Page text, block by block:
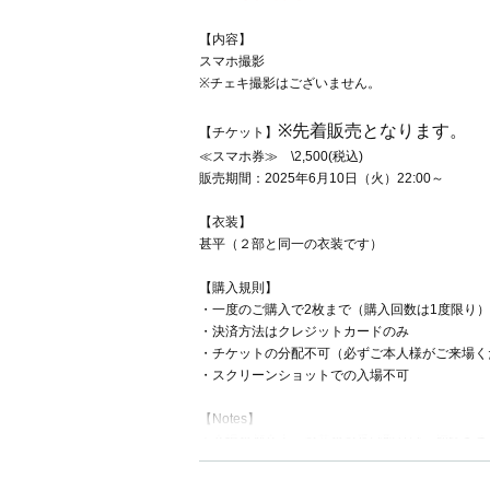
【内容】
スマホ撮影
※チェキ撮影はございません。
【チケット】 ※先着販売となります。
≪スマホ券≫ \2,500(税込)
販売期間：2025年6月10日（火）22:00～
【衣装】
甚平（２部と同一の衣装です）
【購入規則】
・一度のご購入で2枚まで（購入回数は1度限り）
・決済方法はクレジットカードのみ
・チケットの分配不可（必ずご本人様がご来場く
・スクリーンショットでの入場不可
【Notes】
☆会場にプレゼントボックスを設置致します。